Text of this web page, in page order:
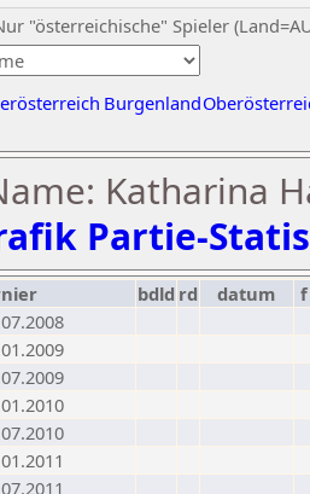
"österreichische" Spieler
Burgenland
Katharina
Partie-
bdld rd datum
f